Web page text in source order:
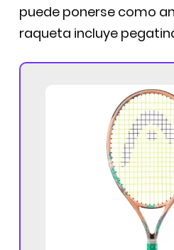
puede ponerse como
raqueta incluye